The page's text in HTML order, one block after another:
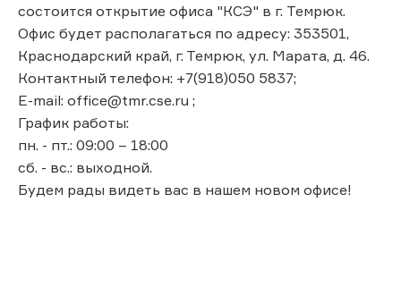
состоится открытие офиса "КСЭ" в г. Темрюк.
Офис будет располагаться по адресу: 353501,
Краснодарский край, г. Темрюк, ул. Марата, д. 46.
Контактный телефон: +7(918)050 5837;
E-mail: office@tmr.cse.ru ;
График работы:
пн. - пт.: 09:00 – 18:00
сб. - вс.: выходной.
Будем рады видеть вас в нашем новом офисе!